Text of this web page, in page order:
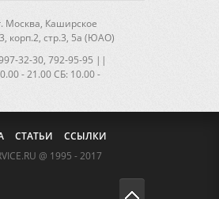
Москва, Каширское
корп.2, стр.3, 5а (ЮАО)
32-30, 792-95-95 ||
- 21.00 CБ: 10.00 -
СТАТЬИ
ССЫЛКИ
@ 1995 - 2017